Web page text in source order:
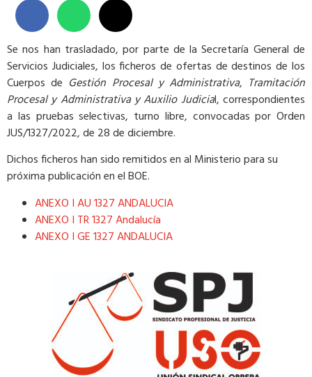
Se nos han trasladado, por parte de la Secretaría General de
Servicios Judiciales, los ficheros de ofertas de destinos de los
Cuerpos de Gestión Procesal y Administrativa, Tramitación
Procesal y Administrativa y Auxilio Judicial, correspondientes
a las pruebas selectivas, turno libre, convocadas por Orden
JUS/1327/2022, de 28 de diciembre.
Dichos ficheros han sido remitidos en al Ministerio para su
próxima publicación en el BOE.
ANEXO I AU 1327 ANDALUCIA
ANEXO I TR 1327 Andalucía
ANEXO I GE 1327 ANDALUCIA